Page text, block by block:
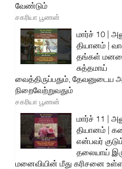
வேண்டும்
சகரியா பூணன்
மார்ச் 10 |
தியானம் |
தங்கள்
சுத்தமாய்
வைத்திருப்பதும், தேவனுடைய
நிறைவேற்றுவதும்
சகரியா பூணன்
மார்ச் 11 |
தியானம் |
என்பவர்
தலையாய்
மனைவியின் மீது கரிசனை